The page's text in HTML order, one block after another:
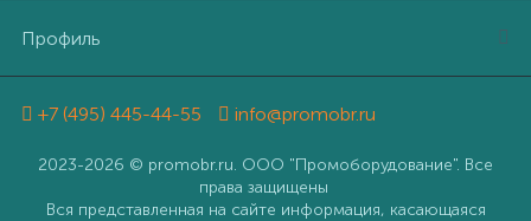
Профиль
+7 (495) 445-44-55 info@promobr.ru
2023-2026 © promobr.ru. ООО "Промоборудование". Все
права защищены
Вся представленная на сайте информация, касающаяся